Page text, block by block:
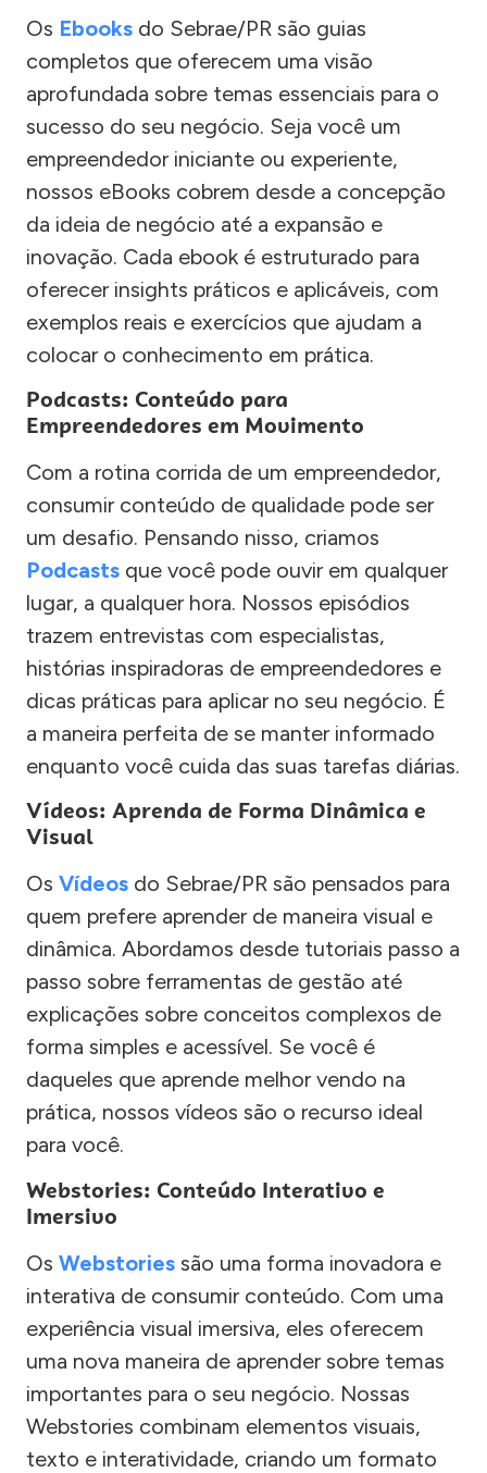
Os Ebooks do Sebrae/PR são guias
completos que oferecem uma visão
aprofundada sobre temas essenciais para o
sucesso do seu negócio. Seja você um
empreendedor iniciante ou experiente,
nossos eBooks cobrem desde a concepção
da ideia de negócio até a expansão e
inovação. Cada ebook é estruturado para
oferecer insights práticos e aplicáveis, com
exemplos reais e exercícios que ajudam a
colocar o conhecimento em prática.
Podcasts: Conteúdo para
Empreendedores em Movimento
Com a rotina corrida de um empreendedor,
consumir conteúdo de qualidade pode ser
um desafio. Pensando nisso, criamos
Podcasts que você pode ouvir em qualquer
lugar, a qualquer hora. Nossos episódios
trazem entrevistas com especialistas,
histórias inspiradoras de empreendedores e
dicas práticas para aplicar no seu negócio. É
a maneira perfeita de se manter informado
enquanto você cuida das suas tarefas diárias.
Vídeos: Aprenda de Forma Dinâmica e
Visual
Os Vídeos do Sebrae/PR são pensados para
quem prefere aprender de maneira visual e
dinâmica. Abordamos desde tutoriais passo a
passo sobre ferramentas de gestão até
explicações sobre conceitos complexos de
forma simples e acessível. Se você é
daqueles que aprende melhor vendo na
prática, nossos vídeos são o recurso ideal
para você.
Webstories: Conteúdo Interativo e
Imersivo
Os Webstories são uma forma inovadora e
interativa de consumir conteúdo. Com uma
experiência visual imersiva, eles oferecem
uma nova maneira de aprender sobre temas
importantes para o seu negócio. Nossas
Webstories combinam elementos visuais,
texto e interatividade, criando um formato